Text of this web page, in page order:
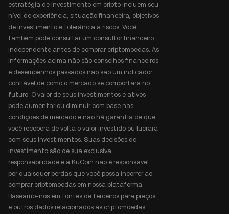
estratégia de investimento em cripto incluem seu
nível de experiência, situação financeira, objetivos
de investimento e tolerância a riscos. Você
também pode consultar um consultor financeiro
independente antes de comprar criptomoedas. As
informações acima não são conselhos financeiros
e desempenhos passados não são um indicador
confiável de como o mercado se comportará no
futuro. O valor de seus investimentos e ativos
pode aumentar ou diminuir com base nas
condições de mercado e não há garantia de que
você receberá de volta o valor investido ou lucrará
com seus investimentos. Suas decisões de
investimento são de sua exclusiva
responsabilidade e a KuCoin não é responsável
por quaisquer perdas que você possa incorrer ao
comprar criptomoedas em nossa plataforma.
Baseamo-nos em fontes de terceiros para preços
e outros dados relacionados às criptomoedas